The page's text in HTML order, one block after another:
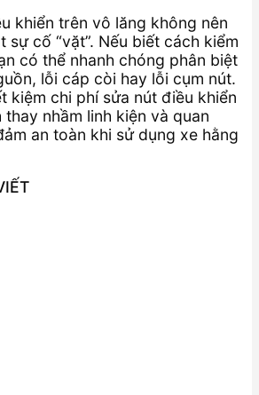
khiển trên vô lăng không nên
sự cố “vặt”. Nếu biết cách kiểm
có thể nhanh chóng phân biệt
lỗi cáp còi hay lỗi cụm nút.
kiệm chi phí sửa nút điều khiển
nhầm linh kiện và quan
an toàn khi sử dụng xe hằng